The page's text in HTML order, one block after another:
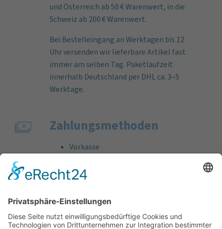
und Österreich ab 50 € Warenwert, in die
Schweiz ab 200 € Warenwert.
Bei Bestelleingang an Werktagen bis 12
Uhr versenden wir lieferbare Artikel fast
immer am selben Tag. Paketlaufzeit
innerhalb Deutschland per DHL ca. 3–5
Werktage.
Zahlungs­methoden
Vorkasse
Bankeinzug
Kreditkarte (VISA & MasterCard)
Support